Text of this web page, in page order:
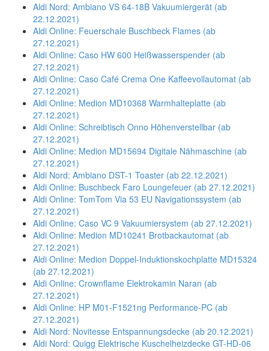
Aldi Nord: Ambiano VS 64-18B Vakuumiergerät (ab
22.12.2021)
Aldi Online: Feuerschale Buschbeck Flames (ab
27.12.2021)
Aldi Online: Caso HW 600 Heißwasserspender (ab
27.12.2021)
Aldi Online: Caso Café Crema One Kaffeevollautomat (ab
27.12.2021)
Aldi Online: Medion MD10368 Warmhalteplatte (ab
27.12.2021)
Aldi Online: Schreibtisch Onno Höhenverstellbar (ab
27.12.2021)
Aldi Online: Medion MD15694 Digitale Nähmaschine (ab
27.12.2021)
Aldi Nord: Ambiano DST-1 Toaster (ab 22.12.2021)
Aldi Online: Buschbeck Faro Loungefeuer (ab 27.12.2021)
Aldi Online: TomTom Via 53 EU Navigationssystem (ab
27.12.2021)
Aldi Online: Caso VC 9 Vakuumiersystem (ab 27.12.2021)
Aldi Online: Medion MD10241 Brotbackautomat (ab
27.12.2021)
Aldi Online: Medion Doppel-Induktionskochplatte MD15324
(ab 27.12.2021)
Aldi Online: Crownflame Elektrokamin Naran (ab
27.12.2021)
Aldi Online: HP M01-F1521ng Performance-PC (ab
27.12.2021)
Aldi Nord: Novitesse Entspannungsdecke (ab 20.12.2021)
Aldi Nord: Quigg Elektrische Kuschelheizdecke GT-HD-06